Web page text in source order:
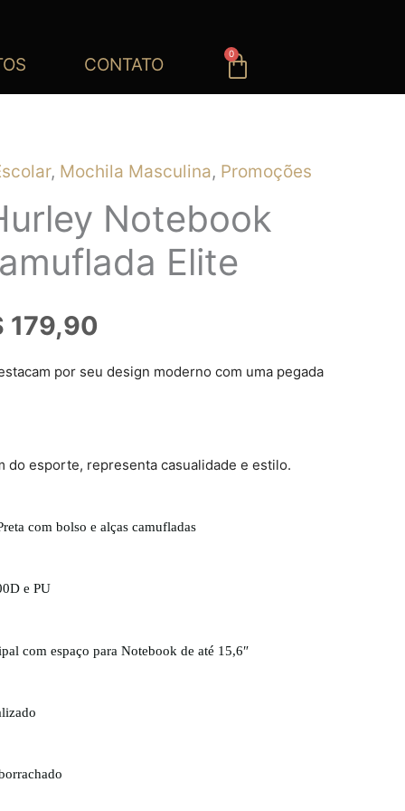
CONTATO
0
Carrinho
, Mochila Masculina, Promoções
Notebook
Elite
199,90.
179,90
O
preço
atual
R$ 179,90.
por seu design moderno com uma pegada
do esporte, representa casualidade e estilo.
com bolso e alças camufladas
e PU
com espaço para Notebook de até 15,6″